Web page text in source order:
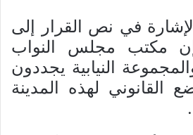
في نص القرار إلى
مكتب مجلس النواب
النيابية يجددون
القانوني لهذه المدينة